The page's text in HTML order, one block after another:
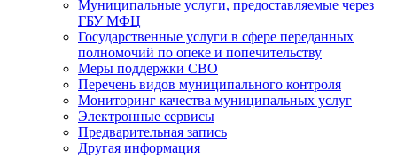
Муниципальные услуги, предоставляемые через
ГБУ МФЦ
Государственные услуги в сфере переданных
полномочий по опеке и попечительству
Меры поддержки СВО
Перечень видов муниципального контроля
Мониторинг качества муниципальных услуг
Электронные сервисы
Предварительная запись
Другая информация